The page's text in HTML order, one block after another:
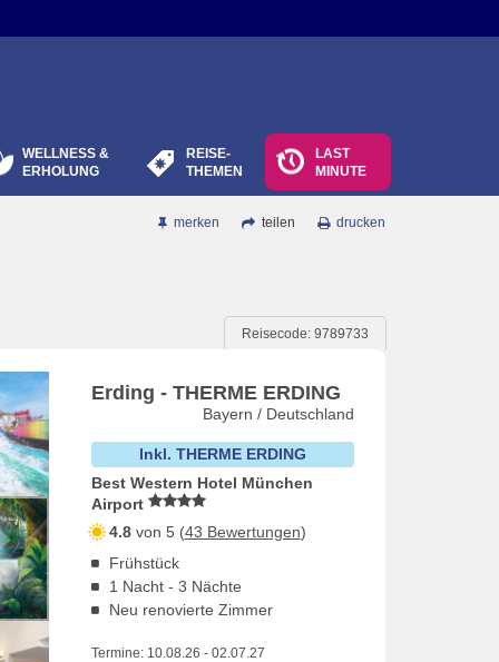
WELLNESS &
ERHOLUNG
REISE-
THEMEN
LAST
MINUTE
drucken
teilen
merken
Reisecode: 9789733
Erding - THERME ERDING
Bayern / Deutschland
Inkl. THERME ERDING
Best Western Hotel München
Airport
4.8von 5 (43 Bewertungen)
Frühstück
1 Nacht - 3 Nächte
Neu renovierte Zimmer
Termine: 10.08.26 - 02.07.27